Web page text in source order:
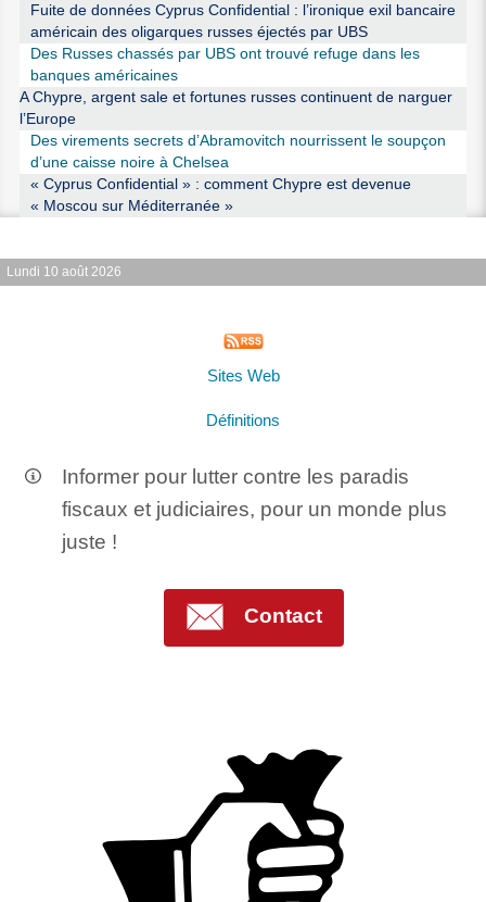
Fuite de données Cyprus Confidential : l’ironique exil bancaire
américain des oligarques russes éjectés par UBS
Des Russes chassés par UBS ont trouvé refuge dans les
banques américaines
A Chypre, argent sale et fortunes russes continuent de narguer
l’Europe
Des virements secrets d’Abramovitch nourrissent le soupçon
d’une caisse noire à Chelsea
« Cyprus Confidential » : comment Chypre est devenue
« Moscou sur Méditerranée »
Lundi 10 août 2026
Sites Web
Définitions
Informer pour lutter contre les paradis
fiscaux et judiciaires, pour un monde plus
juste !
Contact